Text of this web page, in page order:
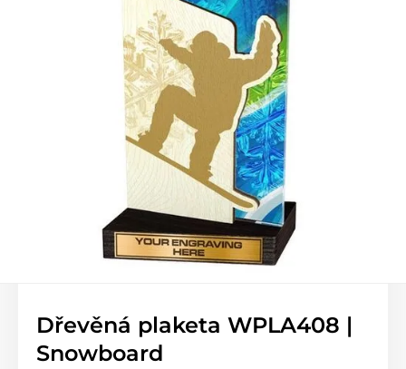
Dřevěná plaketa WPLA408 |
Snowboard